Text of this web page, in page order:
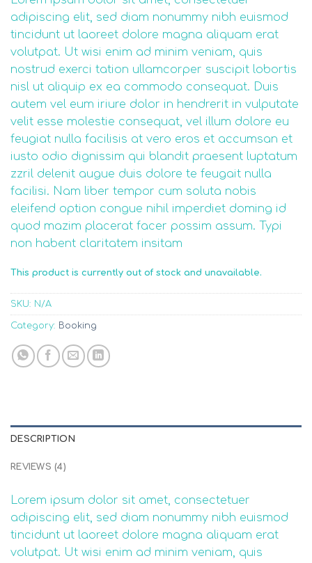
1.75
out
of
5
based
customer
ratings
adipiscing elit, sed diam nonummy nibh euismod
tincidunt ut laoreet dolore magna aliquam erat
volutpat. Ut wisi enim ad minim veniam, quis
nostrud exerci tation ullamcorper suscipit lobortis
nisl ut aliquip ex ea commodo consequat. Duis
autem vel eum iriure dolor in hendrerit in vulputate
velit esse molestie consequat, vel illum dolore eu
feugiat nulla facilisis at vero eros et accumsan et
iusto odio dignissim qui blandit praesent luptatum
zzril delenit augue duis dolore te feugait nulla
facilisi. Nam liber tempor cum soluta nobis
eleifend option congue nihil imperdiet doming id
quod mazim placerat facer possim assum. Typi
non habent claritatem insitam
This product is currently out of stock and unavailable.
SKU: N/A
Category: Booking
DESCRIPTION
REVIEWS (4)
Lorem ipsum dolor sit amet, consectetuer
adipiscing elit, sed diam nonummy nibh euismod
tincidunt ut laoreet dolore magna aliquam erat
volutpat. Ut wisi enim ad minim veniam, quis